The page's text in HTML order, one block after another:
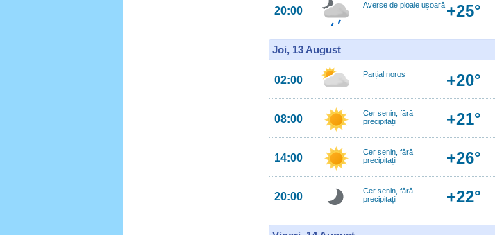
20:00 Averse de ploaie uşoară +25°
Joi, 13 August
02:00 Parțial noros +20°
08:00
Cer senin, fără
precipitații
+21°
14:00
Cer senin, fără
precipitații
+26°
20:00
Cer senin, fără
precipitații
+22°